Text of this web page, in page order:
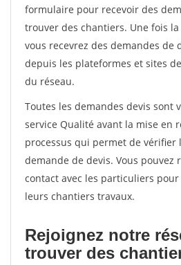
formulaire pour recevoir des
trouver des chantiers. Une fois
vous recevrez des demandes de
depuis les plateformes et sites
du réseau.
Toutes les demandes devis sont
service Qualité avant la mise en
processus qui permet de vérifier
demande de devis. Vous pouvez
contact avec les particuliers
leurs chantiers travaux.
Rejoignez notre
trouver des